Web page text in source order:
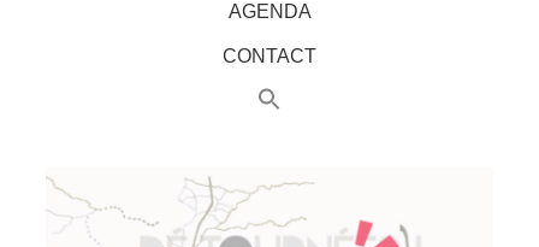
AGENDA
CONTACT